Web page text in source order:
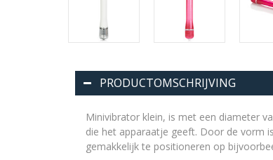
PRODUCTOMSCHRIJVING
Minivibrator klein, is met een diameter
die het apparaatje geeft. Door de vorm
gemakkelijk te positioneren op